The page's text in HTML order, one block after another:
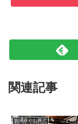
関連記事
お通夜やお葬式